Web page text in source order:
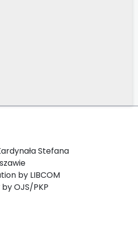
Stefana
by LIBCOM
OJS/PKP